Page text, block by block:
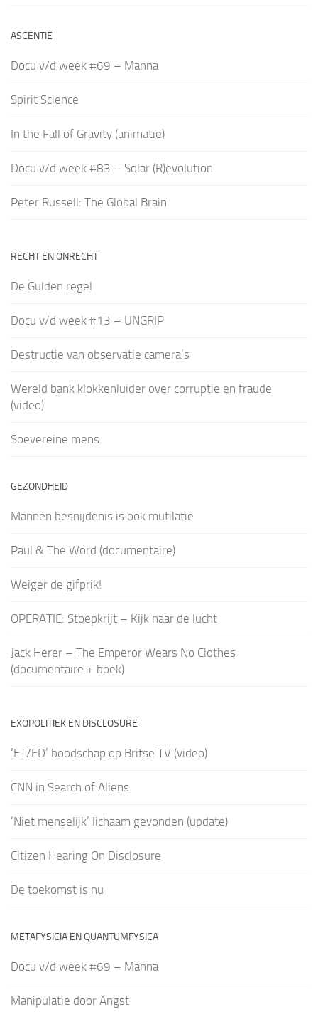
ASCENTIE
Docu v/d week #69 – Manna
Spirit Science
In the Fall of Gravity (animatie)
Docu v/d week #83 – Solar (R)evolution
Peter Russell: The Global Brain
RECHT EN ONRECHT
De Gulden regel
Docu v/d week #13 – UNGRIP
Destructie van observatie camera’s
Wereld bank klokkenluider over corruptie en fraude
(video)
Soevereine mens
GEZONDHEID
Mannen besnijdenis is ook mutilatie
Paul & The Word (documentaire)
Weiger de gifprik!
OPERATIE: Stoepkrijt – Kijk naar de lucht
Jack Herer – The Emperor Wears No Clothes
(documentaire + boek)
EXOPOLITIEK EN DISCLOSURE
‘ET/ED’ boodschap op Britse TV (video)
CNN in Search of Aliens
‘Niet menselijk’ lichaam gevonden (update)
Citizen Hearing On Disclosure
De toekomst is nu
METAFYSICIA EN QUANTUMFYSICA
Docu v/d week #69 – Manna
Manipulatie door Angst